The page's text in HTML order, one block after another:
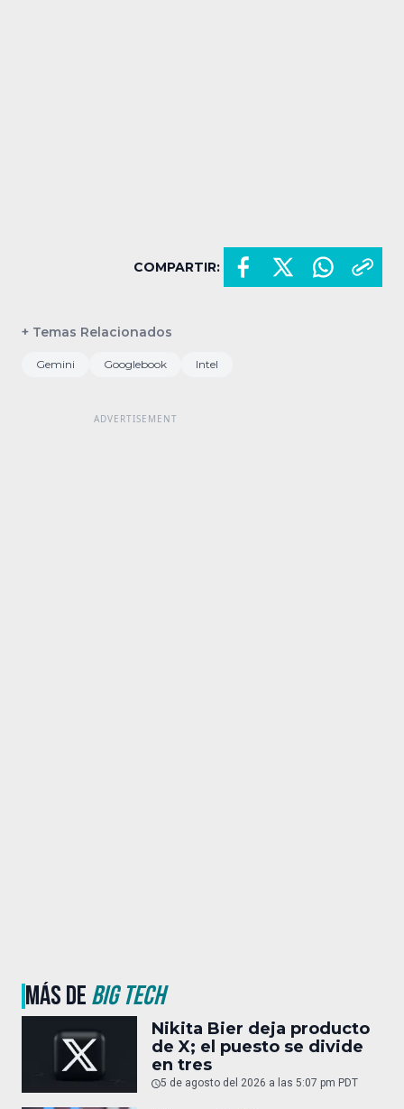
COMPARTIR:
+ Temas Relacionados
Gemini Googlebook Intel
MÁS DEBIG TECH
Nikita Bier deja producto
de X; el puesto se divide
en tres
5 de agosto del 2026 a las 5:07 pm PDT